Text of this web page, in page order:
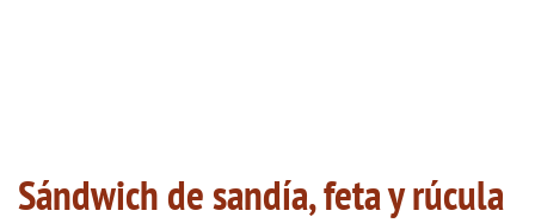
Sándwich de sandía, feta y rúcula